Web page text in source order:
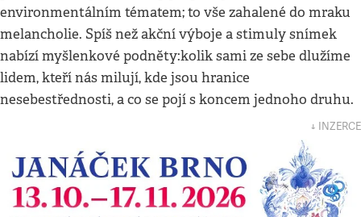
environmentálním tématem; to vše zahalené do mraku
melancholie. Spíš než akční výboje a stimuly snímek
nabízí myšlenkové podněty:kolik sami ze sebe dlužíme
lidem, kteří nás milují, kde jsou hranice
nesebestřednosti, a co se pojí s koncem jednoho druhu.
↓ INZERCE